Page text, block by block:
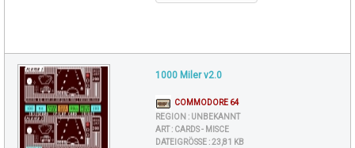
1000 Miler v2.0
COMMODORE 64
REGION : UNBEKANNT
ART : CARDS - MISCE
DATEIGRÖSSE : 23,81 KB